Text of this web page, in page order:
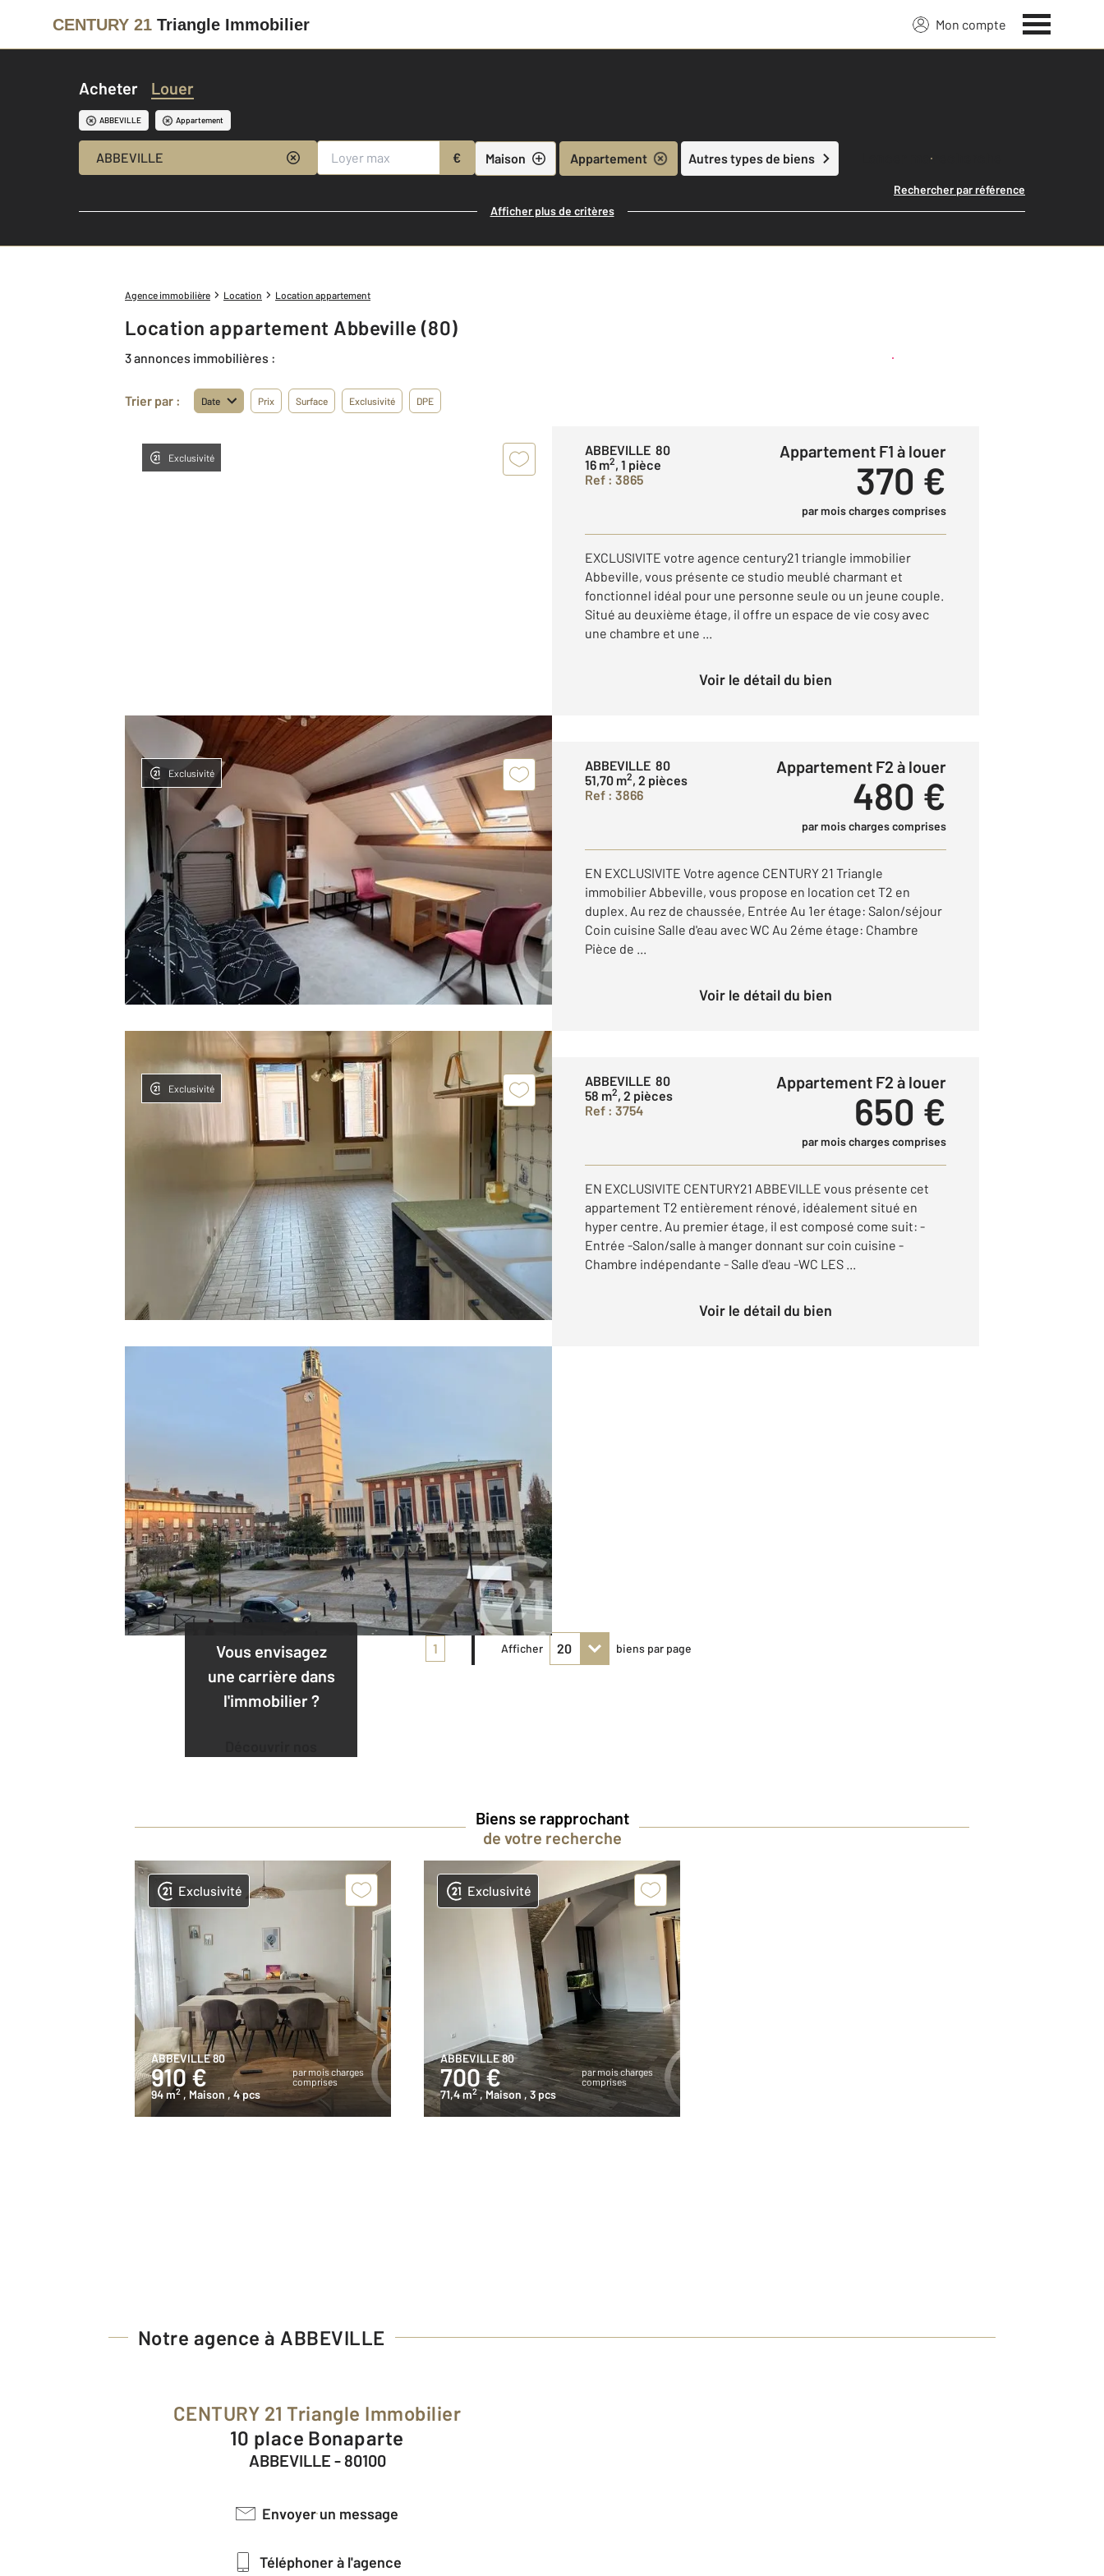
CENTURY 21 Triangle Immobilier Mon compte
Acheter Louer
ABBEVILLE Appartement
ABBEVILLE € Maison Appartement Autres types de biens Lancer ma recherche
Rechercher par référence
Afficher plus de critères
Agence immobilière Location Location appartement
Location appartement Abbeville (80)
3 annonces immobilières : Créer une alerte
Trier par : Date Prix Surface Exclusivité DPE
Exclusivité
ABBEVILLE 80
16 m2, 1 pièce
Ref : 3865
Appartement F1 à louer
370 €
par mois charges comprises
EXCLUSIVITE votre agence century21 triangle immobilier
Abbeville, vous présente ce studio meublé charmant et
fonctionnel idéal pour une personne seule ou un jeune couple.
Situé au deuxième étage, il offre un espace de vie cosy avec
une chambre et une ...
Voir le détail du bien
Exclusivité
ABBEVILLE 80
51,70 m2, 2 pièces
Ref : 3866
Appartement F2 à louer
480 €
par mois charges comprises
EN EXCLUSIVITE Votre agence CENTURY 21 Triangle
immobilier Abbeville, vous propose en location cet T2 en
duplex. Au rez de chaussée, Entrée Au 1er étage: Salon/séjour
Coin cuisine Salle d'eau avec WC Au 2éme étage: Chambre
Pièce de ...
Voir le détail du bien
Exclusivité
ABBEVILLE 80
58 m2, 2 pièces
Ref : 3754
Appartement F2 à louer
650 €
par mois charges comprises
EN EXCLUSIVITE CENTURY21 ABBEVILLE vous présente cet
appartement T2 entièrement rénové, idéalement situé en
hyper centre. Au premier étage, il est composé come suit: -
Entrée -Salon/salle à manger donnant sur coin cuisine -
Chambre indépendante - Salle d'eau -WC LES ...
Voir le détail du bien
Vous envisagez
une carrière dans
l'immobilier ?
1 Afficher biens par page
Biens se rapprochant
de votre recherche
Exclusivité
ABBEVILLE 80
910 €
par mois charges
comprises
94 m2 , Maison, 4 pcs
Exclusivité
ABBEVILLE 80
700 €
par mois charges
comprises
71,4 m2 , Maison , 3 pcs
Notre agence à ABBEVILLE
CENTURY 21 Triangle Immobilier
10 place Bonaparte
ABBEVILLE - 80100
Envoyer un message
Téléphoner à l'agence